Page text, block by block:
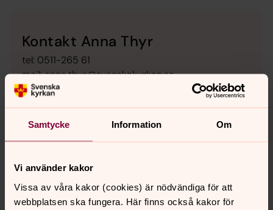
Samtycke Information Om
Vi använder kakor
Vissa av våra kakor (cookies) är nödvändiga för att
webbplatsen ska fungera. Här finns också kakor för
Kontakt Anna Thyr
tel: 0511-265 61
mail:anna.thyr@svenskakyrkan.se
Synpunkter eller frågor på sidans
innehåll?
skara.pastorat@svenskakyrkan.se